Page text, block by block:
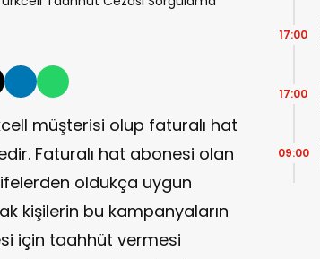
müşterisi olup faturalı hat
Faturalı hat abonesi olan
oldukça uygun
kişilerin bu kampanyaların
için taahhüt vermesi
17:00
17:00
09:00